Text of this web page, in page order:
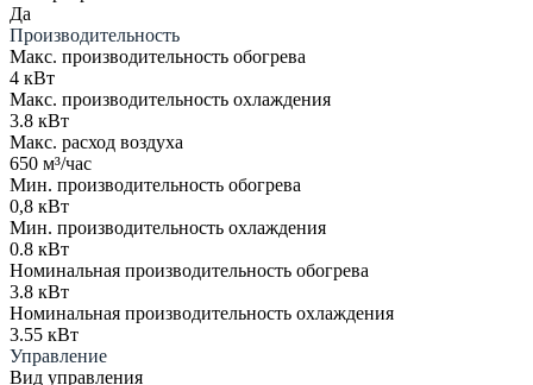
Да
Производительность
Макс. производительность обогрева
4 кВт
Макс. производительность охлаждения
3.8 кВт
Макс. расход воздуха
650 м³/час
Мин. производительность обогрева
0,8 кВт
Мин. производительность охлаждения
0.8 кВт
Номинальная производительность обогрева
3.8 кВт
Номинальная производительность охлаждения
3.55 кВт
Управление
Вид управления